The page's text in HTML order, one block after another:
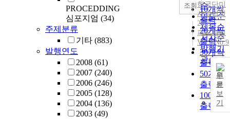
PROCEDDING
심포지엄 (34)
주제분류
기타 (883)
발행연도
2008 (61)
2007 (240)
2006 (246)
2005 (128)
2004 (136)
2003 (49)
순
연도순
제목순
저자순
발행기
관순
10개씩
출력
20개씩
출력
30개씩
출력
50개씩
출력
100개씩
출력
조회 한국단미
사료협회
2005
피드저널
Vol.3 No.9
원
문
보
기